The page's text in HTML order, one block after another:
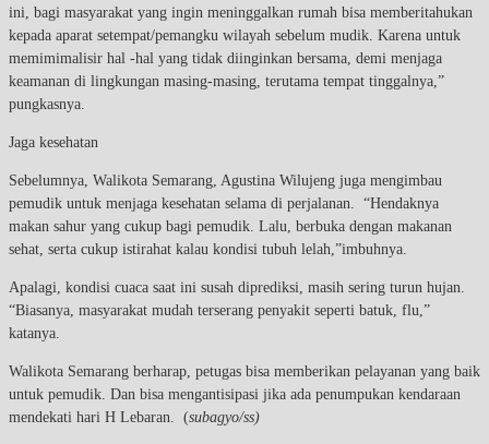
ini, bagi masyarakat yang ingin meninggalkan rumah bisa memberitahukan
kepada aparat setempat/pemangku wilayah sebelum mudik. Karena untuk
memimimalisir hal -hal yang tidak diinginkan bersama, demi menjaga
keamanan di lingkungan masing-masing, terutama tempat tinggalnya,”
pungkasnya.
Jaga kesehatan
Sebelumnya, Walikota Semarang, Agustina Wilujeng juga mengimbau
pemudik untuk menjaga kesehatan selama di perjalanan. “Hendaknya
makan sahur yang cukup bagi pemudik. Lalu, berbuka dengan makanan
sehat, serta cukup istirahat kalau kondisi tubuh lelah,”imbuhnya.
Apalagi, kondisi cuaca saat ini susah diprediksi, masih sering turun hujan.
“Biasanya, masyarakat mudah terserang penyakit seperti batuk, flu,”
katanya.
Walikota Semarang berharap, petugas bisa memberikan pelayanan yang baik
untuk pemudik. Dan bisa mengantisipasi jika ada penumpukan kendaraan
mendekati hari H Lebaran. (subagyo/ss)